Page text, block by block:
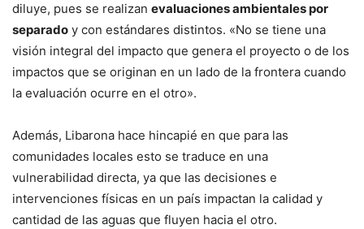
diluye, pues se realizan evaluaciones ambientales por
separado y con estándares distintos. «No se tiene una
visión integral del impacto que genera el proyecto o de los
impactos que se originan en un lado de la frontera cuando
la evaluación ocurre en el otro».
Además, Libarona hace hincapié en que para las
comunidades locales esto se traduce en una
vulnerabilidad directa, ya que las decisiones e
intervenciones físicas en un país impactan la calidad y
cantidad de las aguas que fluyen hacia el otro.